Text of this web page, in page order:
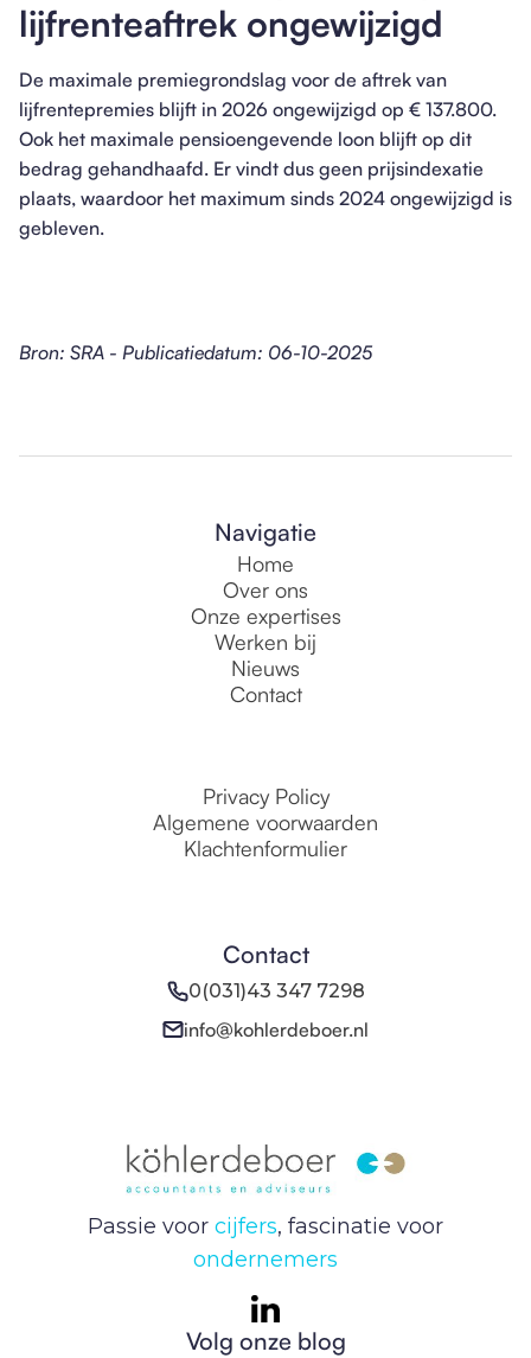
lijfrenteaftrek ongewijzigd
De maximale premiegrondslag voor de aftrek van
lijfrentepremies blijft in 2026 ongewijzigd op € 137.800.
Ook het maximale pensioengevende loon blijft op dit
bedrag gehandhaafd. Er vindt dus geen prijsindexatie
plaats, waardoor het maximum sinds 2024 ongewijzigd is
gebleven.
Bron: SRA - Publicatiedatum: 06-10-2025
Navigatie
Home
Over ons
Onze expertises
Werken bij
Nieuws
Contact
Privacy Policy
Algemene voorwaarden
Klachtenformulier
Contact
0(031)43 347 7298
info@kohlerdeboer.nl
Passie voor cijfers, fascinatie voor
ondernemers
Volg onze blog